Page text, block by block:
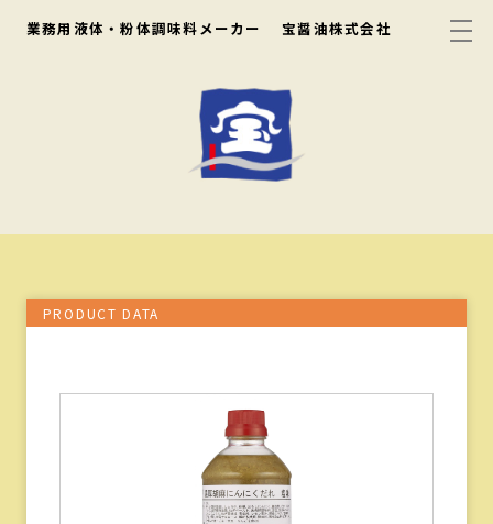
業務用液体・粉体調味料メーカー 宝醤油株式会社
PRODUCT DATA